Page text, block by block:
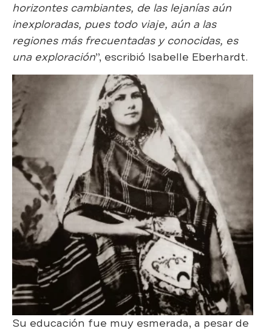
horizontes cambiantes, de las lejanías aún
inexploradas, pues todo viaje, aún a las
regiones más frecuentadas y conocidas, es
una exploración”, escribió Isabelle Eberhardt.
Su educación fue muy esmerada, a pesar de